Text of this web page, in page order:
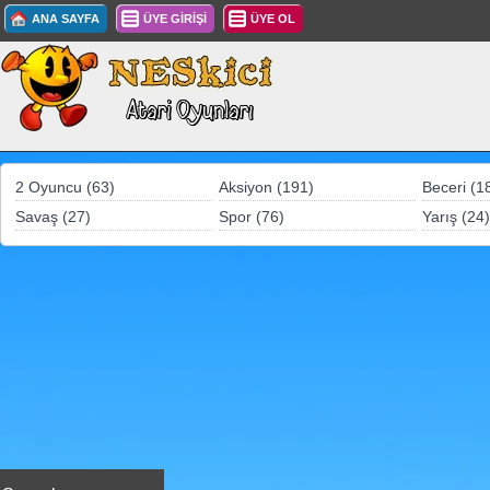
ANA SAYFA ÜYE GİRİŞİ ÜYE OL
2 Oyuncu (63) Aksiyon (191)
Beceri
Savaş (27)
Spor (76) Yarış (24)